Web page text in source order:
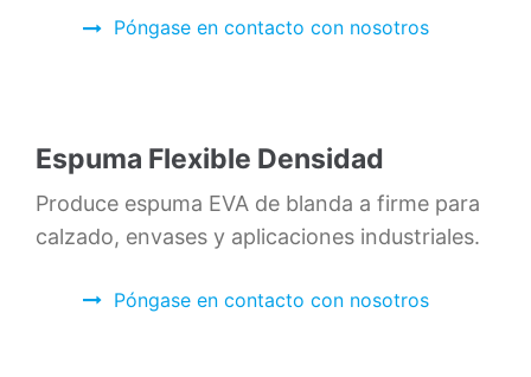
Póngase en contacto con nosotros
Espuma Flexible Densidad
Produce espuma EVA de blanda a firme para
calzado, envases y aplicaciones industriales.
Póngase en contacto con nosotros